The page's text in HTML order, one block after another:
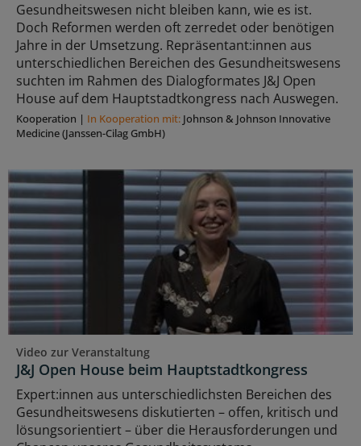
Gesundheitswesen nicht bleiben kann, wie es ist.
Doch Reformen werden oft zerredet oder benötigen
Jahre in der Umsetzung. Repräsentant:innen aus
unterschiedlichen Bereichen des Gesundheitswesens
suchten im Rahmen des Dialogformates J&J Open
House auf dem Hauptstadtkongress nach Auswegen.
Kooperation | In Kooperation mit: Johnson & Johnson Innovative
Medicine (Janssen-Cilag GmbH)
Video zur Veranstaltung
J&J Open House beim Hauptstadtkongress
Expert:innen aus unterschiedlichsten Bereichen des
Gesundheitswesens diskutierten – offen, kritisch und
lösungsorientiert – über die Herausforderungen und